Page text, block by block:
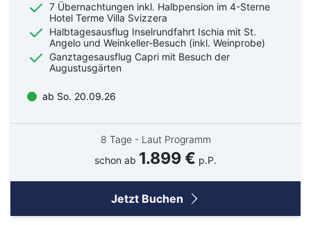
7 Übernachtungen inkl. Halbpension im 4-Sterne
Hotel Terme Villa Svizzera
Halbtagesausflug Inselrundfahrt Ischia mit St.
Angelo und Weinkeller-Besuch (inkl. Weinprobe)
Ganztagesausflug Capri mit Besuch der
Augustusgärten
ab So. 20.09.26
8 Tage - Laut Programm
schon ab 1.899 € p.P.
Jetzt Buchen